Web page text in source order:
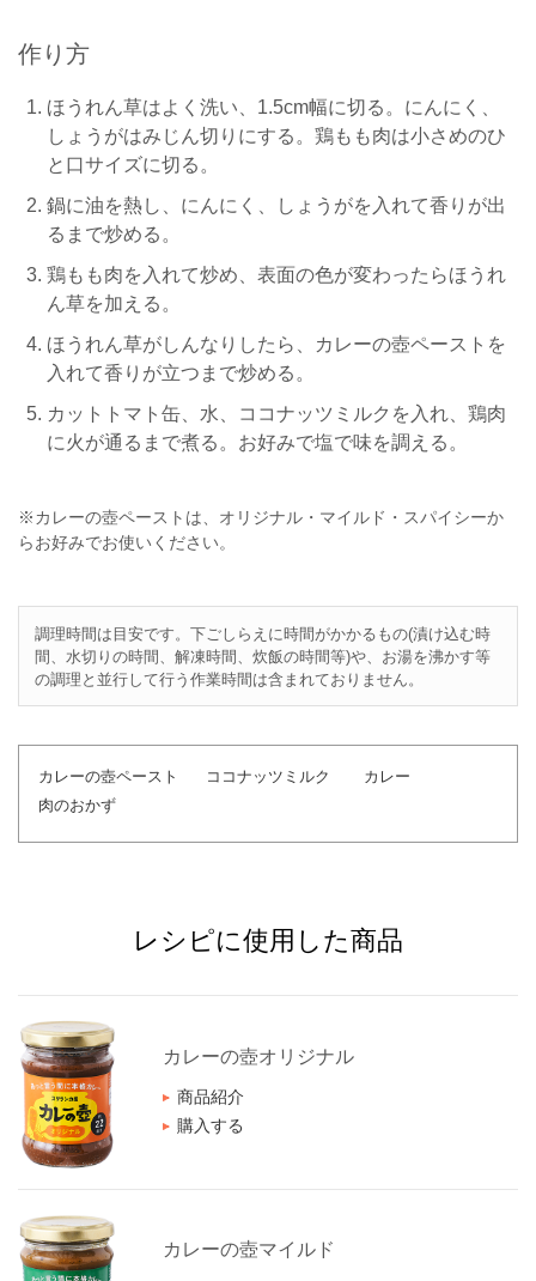
作り方
ほうれん草はよく洗い、1.5cm幅に切る。にんにく、
しょうがはみじん切りにする。鶏もも肉は小さめのひ
と口サイズに切る。
鍋に油を熱し、にんにく、しょうがを入れて香りが出
るまで炒める。
鶏もも肉を入れて炒め、表面の色が変わったらほうれ
ん草を加える。
ほうれん草がしんなりしたら、カレーの壺ペーストを
入れて香りが立つまで炒める。
カットトマト缶、水、ココナッツミルクを入れ、鶏肉
に火が通るまで煮る。お好みで塩で味を調える。
※カレーの壺ペーストは、オリジナル・マイルド・スパイシーか
らお好みでお使いください。
調理時間は目安です。下ごしらえに時間がかかるもの(漬け込む時
間、水切りの時間、解凍時間、炊飯の時間等)や、お湯を沸かす等
の調理と並行して行う作業時間は含まれておりません。
カレーの壺ペースト ココナッツミルク
カレー
肉のおかず
レシピに使用した商品
カレーの壺オリジナル
商品紹介
購入する
カレーの壺マイルド